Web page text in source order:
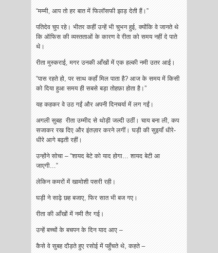
“मम्मी, आप तो हर बात में फिलॉसफी झाड़ देती हैं।”
पतिदेव चुप रहे। भीतर कहीं उन्हें भी चुभन हुई, क्योंकि वे जानते थे
कि ऑफिस की व्यस्तताओं के कारण वे रीता को समय नहीं दे पाते
थे।
रीता मुस्कराई, मगर उनकी आँखों में एक हल्की नमी उतर आई।
“पास रहते हो, पर साथ कहाँ मिल पाता है? आज के समय में किसी
को दिया हुआ समय ही सबसे बड़ा तोहफ़ा होता है।”
यह कहकर वे उठ गईं और अपनी दिनचर्या में लग गईं।
अगली सुबह रीता उम्मीद से थोड़ी जल्दी उठीं। चाय बना ली, कप
सजाकर रख दिए और इंतज़ार करने लगीं। घड़ी की सुइयाँ धीरे-
धीरे आगे बढ़ती रहीं।
उन्होंने सोचा – “शायद बेटे को याद होगा… शायद बेटी आ
जाएगी…”
लेकिन कमरों में खामोशी पसरी रही।
घड़ी ने साढ़े छह बजाए, फिर सात भी बज गए।
रीता की आँखों में नमी तैर गई।
उन्हें बच्चों के बचपन के दिन याद आए –
कैसे वे सुबह दौड़ते हुए रसोई में पहुँचते थे, कहते –